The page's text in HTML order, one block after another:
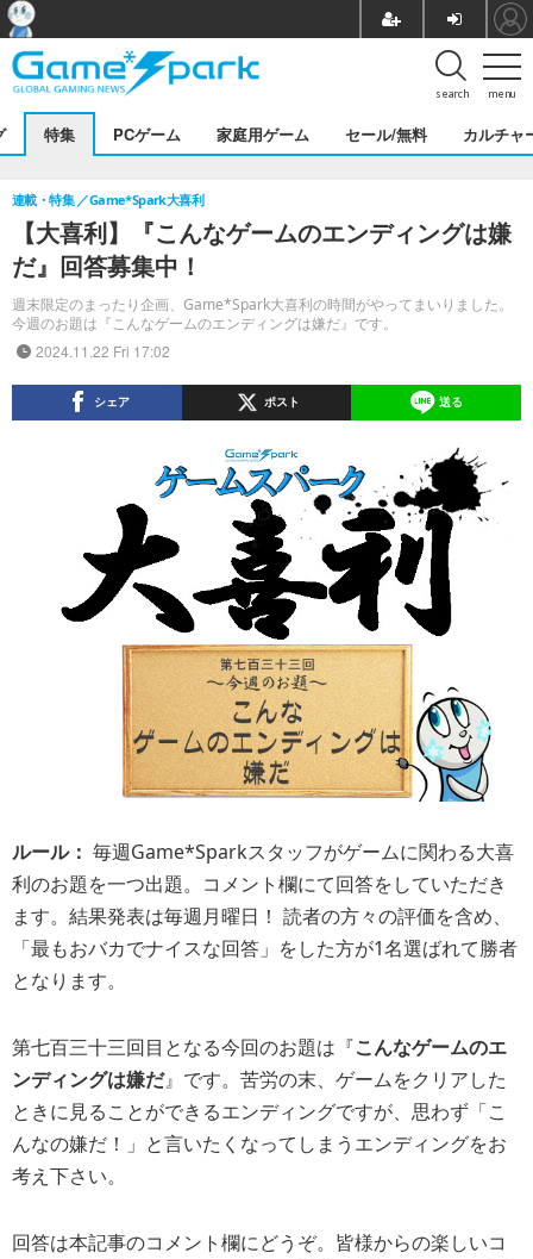
menu
search
特集 PCゲーム 家庭用ゲーム セール/無料 カルチャ
【大喜利】『こんなゲームのエンディングは嫌
だ』回答募集中！
週末限定のまったり企画、Game*Spark大喜利の時間がやってまいりました。
今週のお題は『こんなゲームのエンディングは嫌だ』です。
連載・特集 Game*Spark大喜利
2024.11.22 Fri 17:02
シェア ポスト 送る
ルール： 毎週Game*Sparkスタッフがゲームに関わる大喜
利のお題を一つ出題。コメント欄にて回答をしていただき
ます。結果発表は毎週月曜日！ 読者の方々の評価を含め、
「最もおバカでナイスな回答」をした方が1名選ばれて勝者
となります。
第七百三十三回目となる今回のお題は『こんなゲームのエ
ンディングは嫌だ』です。苦労の末、ゲームをクリアした
ときに見ることができるエンディングですが、思わず「こ
んなの嫌だ！」と言いたくなってしまうエンディングをお
考え下さい。
回答は本記事のコメント欄にどうぞ。皆様からの楽しいコ